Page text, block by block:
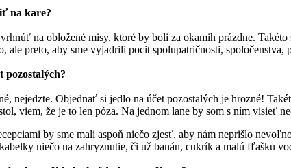
na kare?
na obložené misy, ktoré by boli za okamih prázdne.
ale preto, aby sme vyjadrili pocit spolupatričnosti,
pozostalých?
nejedzte. Objednať si jedlo na účet pozostalých je hrozné!
viem, že je to len póza. Na jednom lane by som s ním visieť
by sme mali aspoň niečo zjesť, aby nám neprišlo
niečo na zahryznutie, či už banán, cukrík a malú fľašku